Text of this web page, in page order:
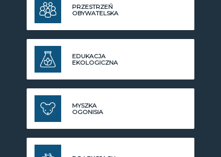
PRZESTRZEŃ
OBYWATELSKA
EDUKACJA
EKOLOGICZNA
MYSZKA
OGONISIA